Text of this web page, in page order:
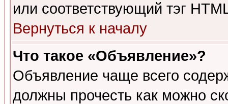
или соответствующий тэг
Вернуться к началу
Что такое «Объявление»?
Объявление чаще всего
должны прочесть как можно